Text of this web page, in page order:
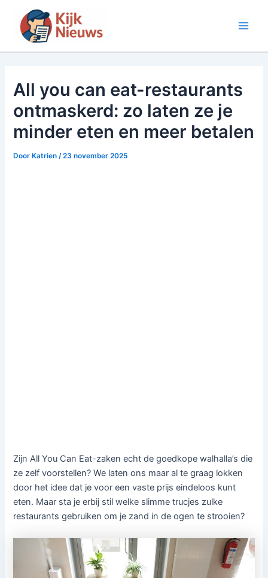
inhoud
All you can eat-restaurants
ontmaskerd: zo laten ze je
minder eten en meer betalen
Door Katrien/23 november 2025
Zijn All You Can Eat-zaken echt de goedkope walhalla’s die
ze zelf voorstellen? We laten ons maar al te graag lokken
door het idee dat je voor een vaste prijs eindeloos kunt
eten. Maar sta je erbij stil welke slimme trucjes zulke
restaurants gebruiken om je zand in de ogen te strooien?